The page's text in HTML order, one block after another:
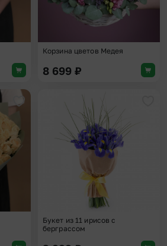
Корзина цветов Медея
8 699 ₽
Добавить в избранное
Букет из 11 ирисов с
берграссом